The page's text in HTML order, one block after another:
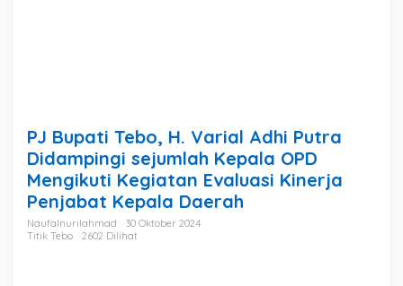
a
D
i
d
a
PJ Bupati Tebo, H. Varial Adhi Putra
Didampingi sejumlah Kepala OPD
Mengikuti Kegiatan Evaluasi Kinerja
Penjabat Kepala Daerah
Naufalnurilahmad
30 Oktober 2024
Titik Tebo
2602 Dilihat